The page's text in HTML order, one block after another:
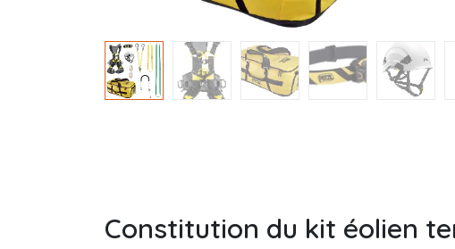
Constitution du kit éolien